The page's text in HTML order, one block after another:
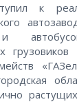
к
и